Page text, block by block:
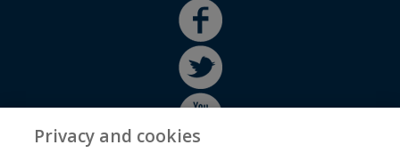
Privacy and cookies